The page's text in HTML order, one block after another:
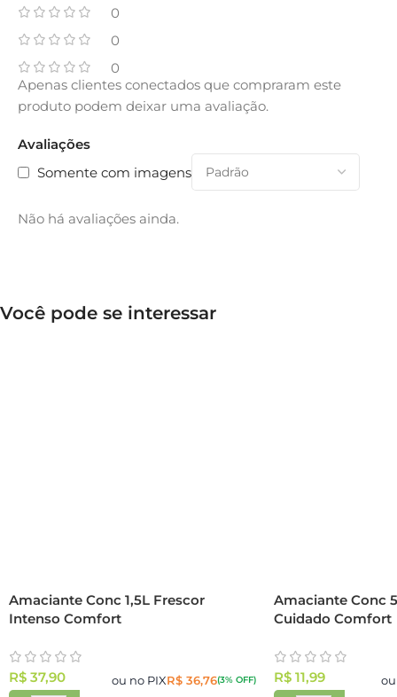
0
0
0
Avaliações
Somente com imagens
Não há avaliações ainda.
Apenas clientes conectados que compraram este
produto podem deixar uma avaliação.
Você pode se interessar
Amaciante Conc 1,5L Frescor
Intenso Comfort
R$ 37,90 ou no PIXR$36,76(3% OFF)
Amaciante Conc
Cuidado Comfort
R$11,99